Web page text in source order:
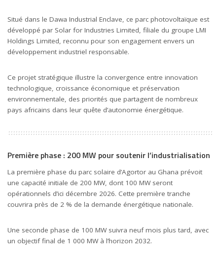
Situé dans le Dawa Industrial Enclave, ce parc photovoltaïque est
développé par Solar for Industries Limited, filiale du groupe LMI
Holdings Limited, reconnu pour son engagement envers un
développement industriel responsable.
Ce projet stratégique illustre la convergence entre innovation
technologique, croissance économique et préservation
environnementale, des priorités que partagent de nombreux
pays africains dans leur quête d’autonomie énergétique.
Première phase : 200 MW pour soutenir l’industrialisation
La première phase du parc solaire d’Agortor au Ghana prévoit
une capacité initiale de 200 MW, dont 100 MW seront
opérationnels d’ici décembre 2026. Cette première tranche
couvrira près de 2 % de la demande énergétique nationale.
Une seconde phase de 100 MW suivra neuf mois plus tard, avec
un objectif final de 1 000 MW à l’horizon 2032.